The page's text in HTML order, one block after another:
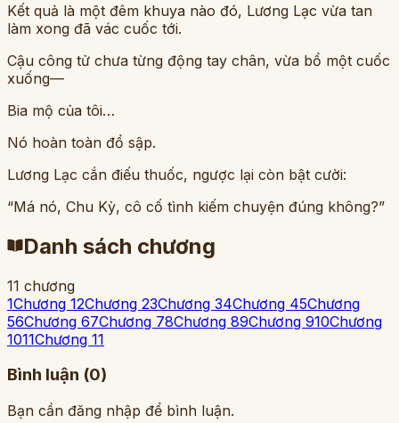
Kết quả là một đêm khuya nào đó, Lương Lạc vừa tan
làm xong đã vác cuốc tới.
Cậu công tử chưa từng động tay chân, vừa bổ một cuốc
xuống—
Bia mộ của tôi…
Nó hoàn toàn đổ sập.
Lương Lạc cắn điếu thuốc, ngược lại còn bật cười:
“Má nó, Chu Kỳ, cô cố tình kiếm chuyện đúng không?”
Danh sách chương
11 chương
1Chương 12Chương 23Chương 34Chương 45Chương
56Chương 67Chương 78Chương 89Chương 910Chương
1011Chương 11
Bình luận (0)
Bạn cần đăng nhập để bình luận.